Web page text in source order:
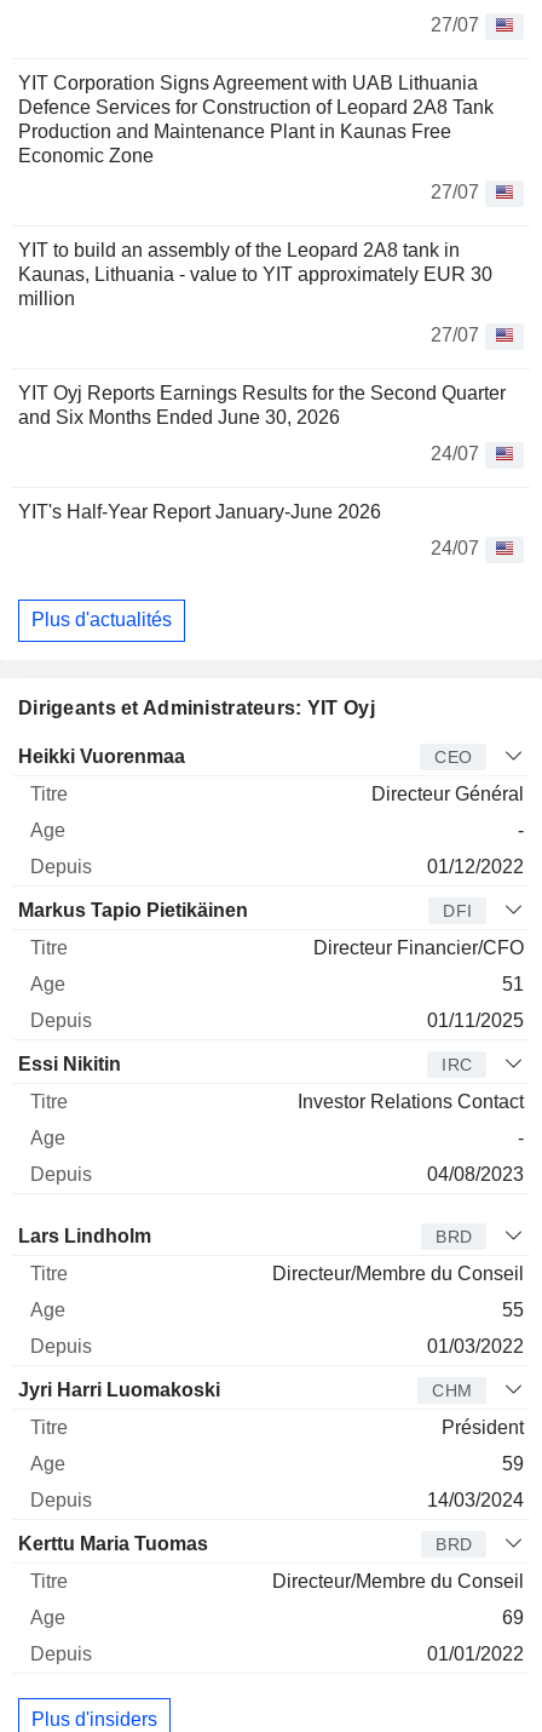
27/07
YIT Corporation Signs Agreement with UAB Lithuania
Defence Services for Construction of Leopard 2A8 Tank
Production and Maintenance Plant in Kaunas Free
Economic Zone
27/07
YIT to build an assembly of the Leopard 2A8 tank in
Kaunas, Lithuania - value to YIT approximately EUR 30
million
27/07
YIT Oyj Reports Earnings Results for the Second Quarter
and Six Months Ended June 30, 2026
24/07
YIT's Half-Year Report January-June 2026
24/07
Plus d'actualités
Dirigeants et Administrateurs: YIT Oyj
Dirigeant Titre Age
Heikki Vuorenmaa CEO
Directeur Général
-
01/12/2022
Markus Tapio Pietikäinen DFI
Directeur Financier/CFO
51
01/11/2025
Essi Nikitin IRC
Investor Relations Contact
-
04/08/2023
Administrateur
Lars Lindholm BRD
Directeur/Membre du Conseil
55
01/03/2022
Jyri Harri Luomakoski CHM
Président
59
14/03/2024
Kerttu Maria Tuomas BRD
Directeur/Membre du Conseil
69
01/01/2022
Plus d'insiders